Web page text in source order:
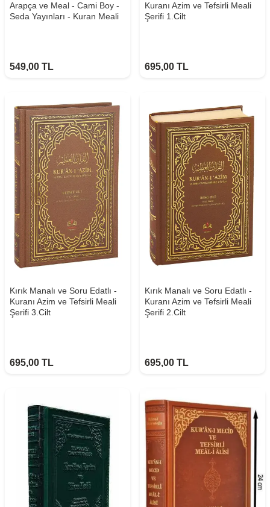
Arapça ve Meal - Cami Boy -
Seda Yayınları - Kuran Meali
549,00 TL
Kuranı Azim ve Tefsirli Meali
Şerifi 1.Cilt
695,00 TL
Kırık Manalı ve Soru Edatlı -
Kuranı Azim ve Tefsirli Meali
Şerifi 3.Cilt
695,00 TL
Kırık Manalı ve Soru Edatlı -
Kuranı Azim ve Tefsirli Meali
Şerifi 2.Cilt
695,00 TL